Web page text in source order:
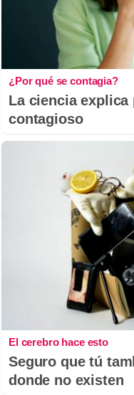
¿Por qué se contagia?
La ciencia explica
contagioso
El cerebro hace esto
Seguro que tú
donde no existen